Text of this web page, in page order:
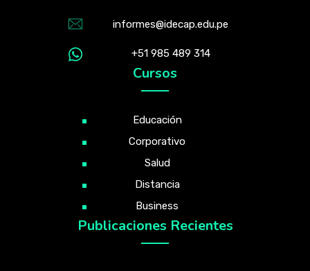
informes@idecap.edu.pe
+51 985 489 314
Cursos
Educación
Corporativo
Salud
Distancia
Business
Publicaciones Recientes